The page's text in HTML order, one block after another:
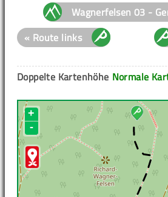
Wagnerfelsen 03 -
« Route links
Normale
Doppelte Kartenhöhe
+
-